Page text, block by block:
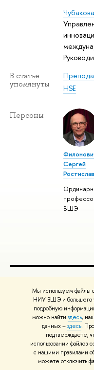
Мы используем файлы
НИУ ВШЭ и большего
подробную
можно найти здесь,
данных –здесь.
подтверждаете,
использовании
с нашими правилами
можете отключить
В статье
упомянуты
HSE
Персоны
Сергей
ВШЭ
Министерство науки и
Министерство
Массовые открытые
© НИУ ВШЭ 1993–2026
материалов Политика
Шрифты HSE Sans и HSE